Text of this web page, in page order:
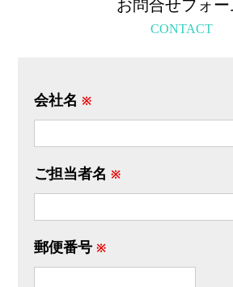
お問合せフォー
CONTACT
会社名※
ご担当者名※
郵便番号※